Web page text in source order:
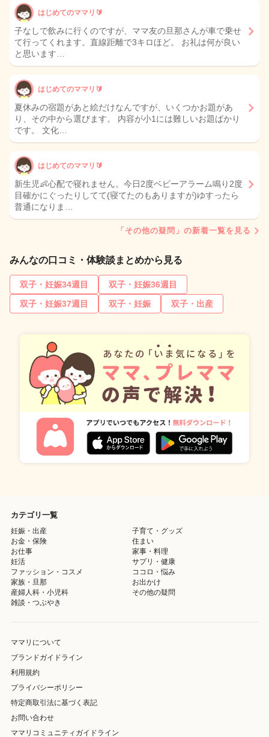
はじめてのママリ🔰
子なしで飲みに行くのですが、ママ友の旦那さんが車で乗せ
て行ってくれます。直線距離で3キロほど。 お礼は何が良い
と思います…
はじめてのママリ🔰
夏休みの宿題があと絵だけなんですが、いくつかお題があ
り、その中から選びます。 内容が小1には難しいお題ばかり
です。 文化…
はじめてのママリ🔰
新生児👶心配で寝れません。今日2度ベビーアラーム鳴り2度
目確かにぐったりしてて(寝てたのもありますが)ゆすったら
普通になりま…
「その他の疑問」の新着一覧を見る
みんなの口コミ・体験談まとめから見る
双子・妊娠34週目
双子・妊娠36週目
双子・妊娠37週目
双子・妊娠 双子・出産
カテゴリ一覧
妊娠・出産
子育て・グッズ
お金・保険
住まい
お仕事
家事・料理
妊活
サプリ・健康
ファッション・コスメ
ココロ・悩み
家族・旦那
お出かけ
産婦人科・小児科
その他の疑問
雑談・つぶやき
ママリについて
ブランドガイドライン
利用規約
プライバシーポリシー
特定商取引法に基づく表記
お問い合わせ
ママリコミュニティガイドライン